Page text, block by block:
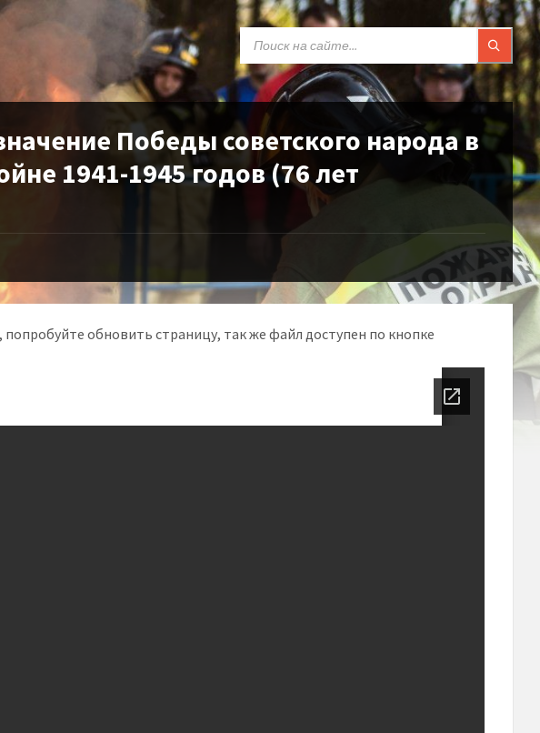
SEARCH:
Победы советского народа в
1941-1945 годов (76 лет
попробуйте обновить страницу, так же файл доступен по кнопке